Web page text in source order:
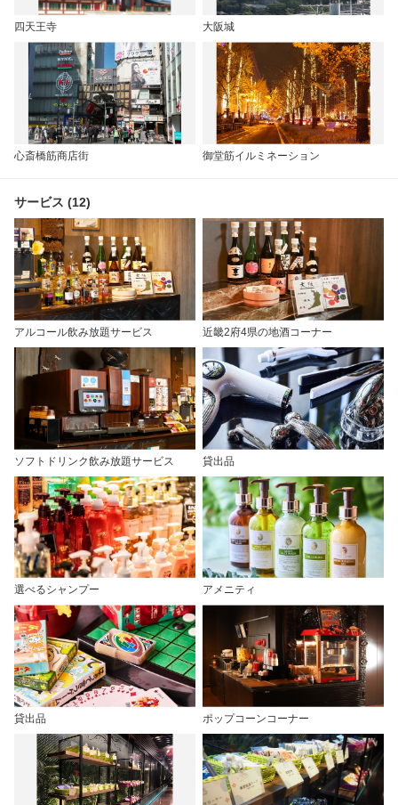
四天王寺 大阪城
心斎橋筋商店街 御堂筋イルミネーション
サービス (12)
アルコール飲み放題サービス 近畿2府4県の地酒コーナー
ソフトドリンク飲み放題サービス 貸出品
選べるシャンプー アメニティ
貸出品 ポップコーンコーナー